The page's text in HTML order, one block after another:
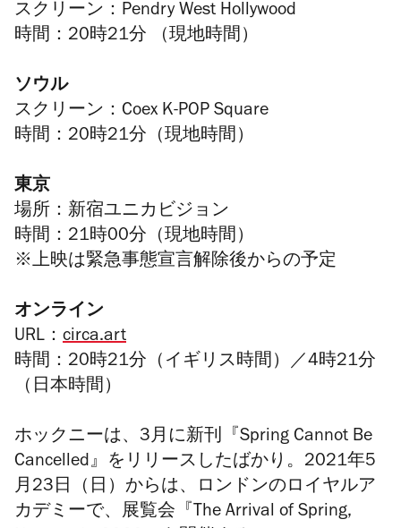
スクリーン：Pendry West Hollywood
時間：20時21分 （現地時間）
ソウル
スクリーン：Coex K-POP Square
時間：20時21分（現地時間）
東京
場所：新宿ユニカビジョン
時間：21時00分（現地時間）
※上映は緊急事態宣言解除後からの予定
オンライン
URL： circa.art
時間：20時21分（イギリス時間）／4時21分
（日本時間）
ホックニーは、3月に新刊『Spring Cannot Be
Cancelled』をリリースしたばかり。2021年5
月23日（日）からは、ロンドンのロイヤルア
カデミーで、展覧会『The Arrival of Spring,